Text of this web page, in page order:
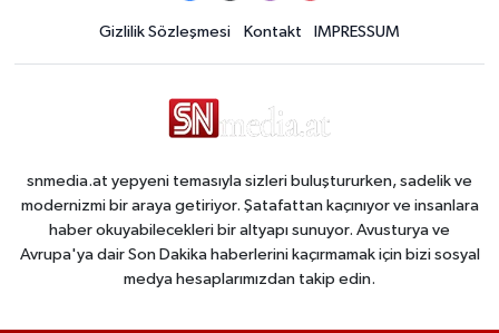
Gizlilik Sözleşmesi Kontakt IMPRESSUM
snmedia.at yepyeni temasıyla sizleri buluştururken, sadelik ve
modernizmi bir araya getiriyor. Şatafattan kaçınıyor ve insanlara
haber okuyabilecekleri bir altyapı sunuyor. Avusturya ve
Avrupa'ya dair Son Dakika haberlerini kaçırmamak için bizi sosyal
medya hesaplarımızdan takip edin.